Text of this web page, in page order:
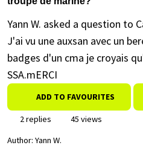
Yann W. asked a question to
J'ai vu une auxsan avec un
badges d'un cma je croyais
SSA.mERCI
ADD TO FAVOURITES
2 replies
45 views
Author: Yann W.